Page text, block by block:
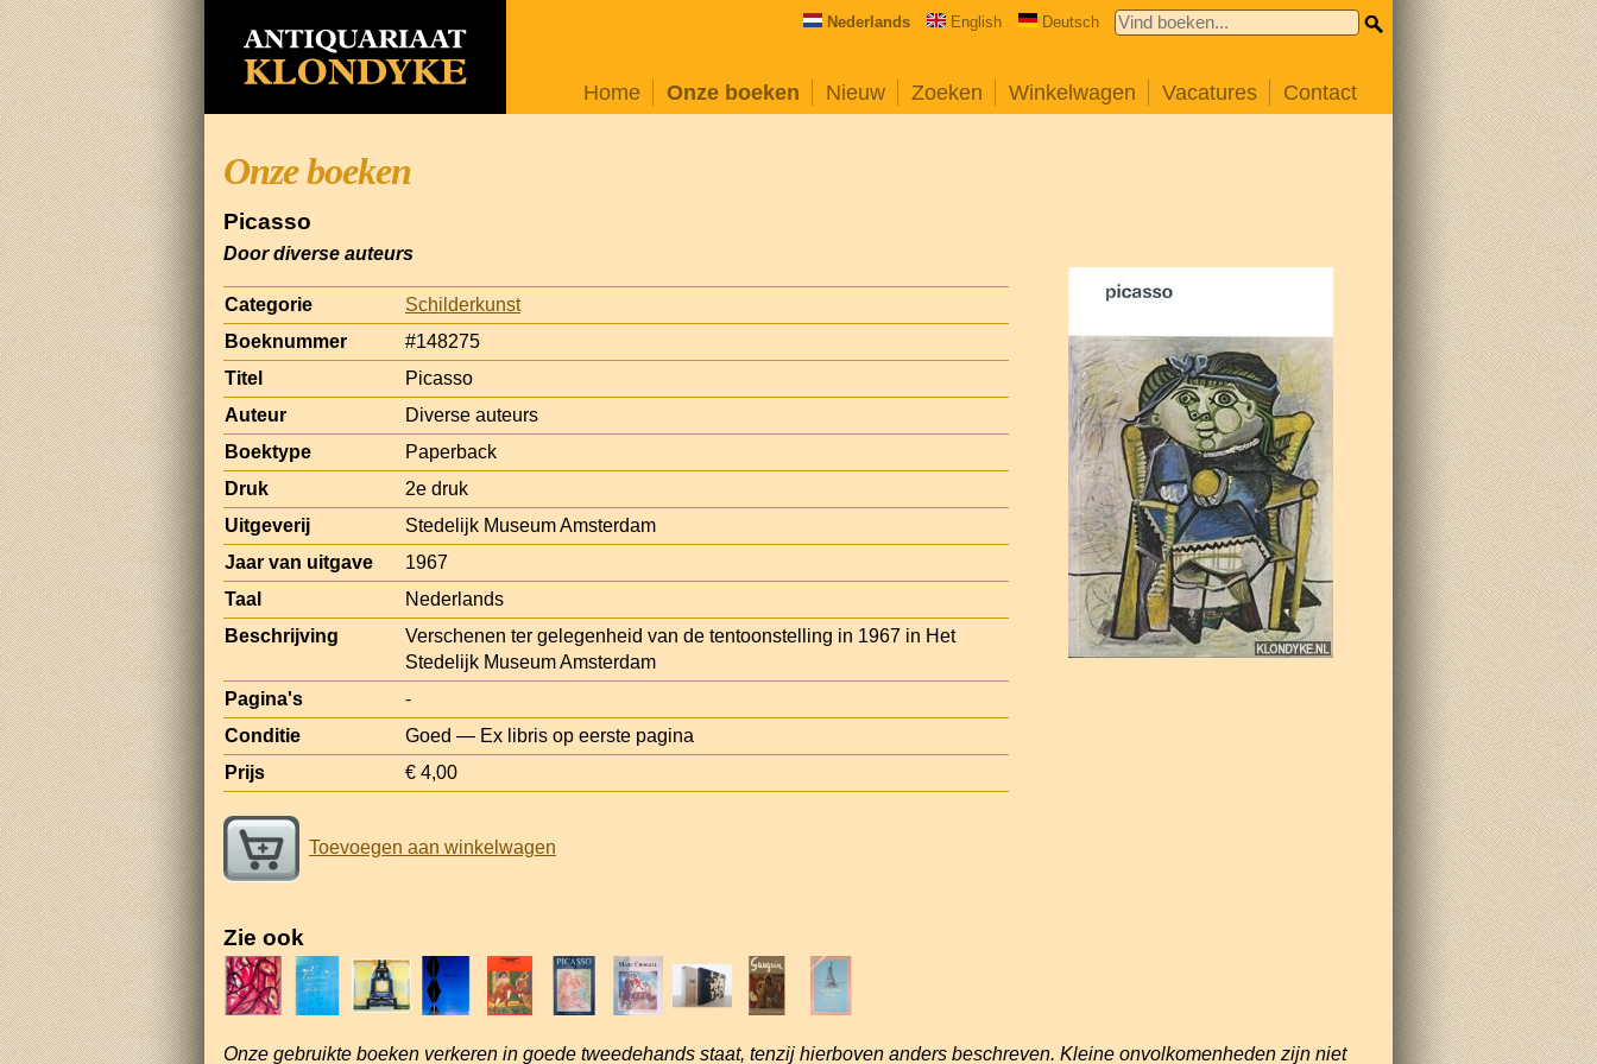
Nederlands English Deutsch
Home Onze boeken Nieuw Zoeken Winkelwagen Vacatures Contact
Onze boeken
Picasso
Door diverse auteurs
Categorie
Schilderkunst
Boeknummer
#148275
Titel
Picasso
Auteur
Diverse auteurs
Boektype
Paperback
Druk
2e druk
Uitgeverij
Stedelijk Museum Amsterdam
Jaar van uitgave
1967
Taal
Nederlands
Beschrijving
Verschenen ter gelegenheid van de tentoonstelling in 1967 in Het
Stedelijk Museum Amsterdam
Pagina's
-
Conditie
Goed — Ex libris op eerste pagina
Prijs
€ 4,00
Toevoegen aan winkelwagen
Zie ook
Onze gebruikte boeken verkeren in goede tweedehands staat, tenzij hierboven anders beschreven. Kleine onvolkomenheden zijn niet